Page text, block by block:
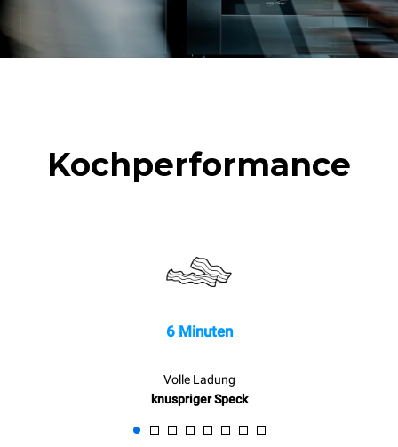
Kochperformance
6 Minuten
Volle Ladung
knuspriger Speck